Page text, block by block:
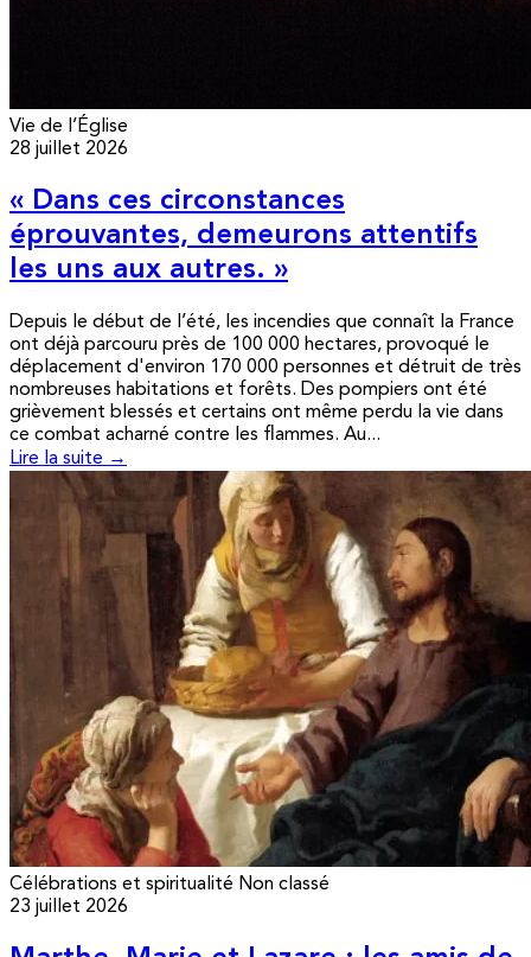
Vie de l’Église
28 juillet 2026
« Dans ces circonstances
éprouvantes, demeurons attentifs
les uns aux autres. »
Depuis le début de l’été, les incendies que connaît la France
ont déjà parcouru près de 100 000 hectares, provoqué le
déplacement d'environ 170 000 personnes et détruit de très
nombreuses habitations et forêts. Des pompiers ont été
grièvement blessés et certains ont même perdu la vie dans
ce combat acharné contre les flammes. Au...
Lire la suite →
Célébrations et spiritualité Non classé
23 juillet 2026